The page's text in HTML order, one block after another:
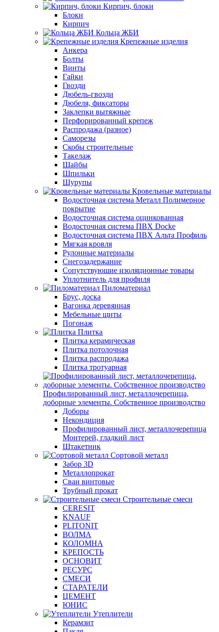
Кирпич, блоки
Блоки
Кирпич
Кольца ЖБИ
Крепежные изделия
Анкера
Болты
Винты
Гайки
Гвозди
Дюбель-гвозди
Дюбеля, фиксаторы
Заклепки вытяжные
Перфорированный крепеж
Распродажа (разное)
Саморезы
Скобы строительные
Такелаж
Шайбы
Шпильки
Шурупы
Кровельные материалы
Водосточная система Металл Полимерное
покрытие
Водосточная система оцинкованная
Водосточная система ПВХ Docke
Водосточная система ПВХ Альта Профиль
Мягкая кровля
Рулонные материалы
Снегозадержание
Сопутствуюшие изоляционные товары
Уплотнитель для профиля
Пиломатериал
Брус, доска
Вагонка деревянная
Мебельные щиты
Погонаж
Плитка
Плитка керамическая
Плитка потолочная
Плитка распродажа
Плитка тротуарная
Профилированный лист, металлочерепица,
доборные элементы. Собственное производство
Доборы
Некондиция
Профилированный лист, металлочерепица
Монтерей, гладкий лист
Штакетник
Сортовой металл
Забор 3D
Металлопрокат
Сваи винтовые
Трубный прокат
Строительные смеси
CERESIT
KNAUF
PLITONIT
ВОЛМА
КОЛОМНА
КРЕПОСТЬ
ОСНОВИТ
РЕСУРС
СМЕСИ
СТАРАТЕЛИ
ЦЕМЕНТ
ЮНИС
Утеплители
Керамзит